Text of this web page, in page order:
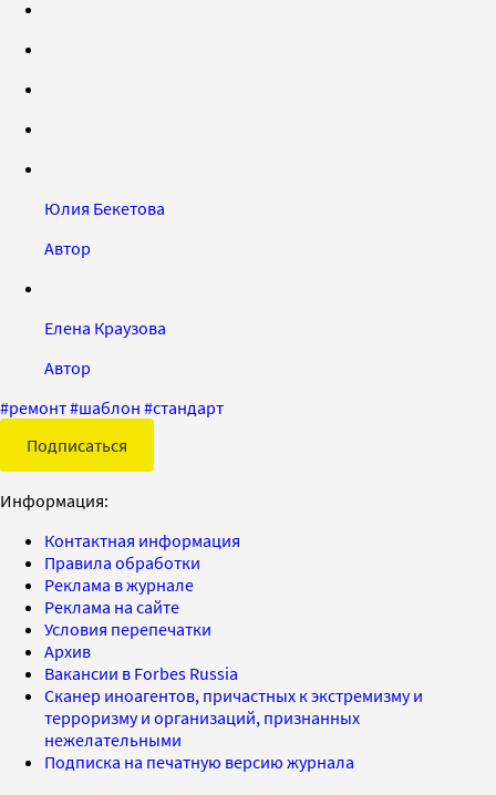
Юлия Бекетова
Автор
Елена Краузова
Автор
#ремонт#шаблон #стандарт
Подписаться
Информация:
Контактная информация
Правила обработки
Реклама в журнале
Реклама на сайте
Условия перепечатки
Архив
Вакансии в Forbes Russia
Сканер иноагентов, причастных к экстремизму и
терроризму и организаций, признанных
нежелательными
Подписка на печатную версию журнала